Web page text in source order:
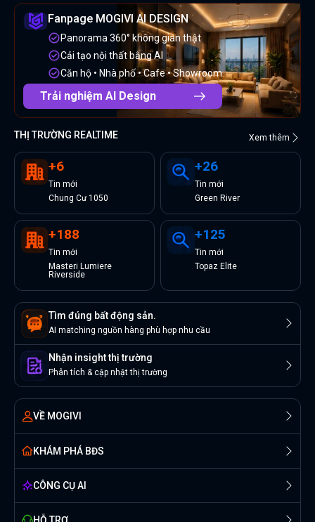
Fanpage MOGIVI AI DESIGN
Panorama 360° không gian thật
Cải tạo nội thất bằng AI
Căn hộ • Nhà phố • Cafe • Showroom
Trải nghiệm AI Design
THỊ TRƯỜNG REALTIME Xem thêm
+6
Tin mới
Chung Cư 1050
+26
Tin mới
Green River
+188
Tin mới
Masteri Lumiere
Riverside
+125
Tin mới
Topaz Elite
Tìm đúng bất động sản.
AI matching nguồn hàng phù hợp nhu cầu
Nhận insight thị trường
Phân tích & cập nhật thị trường
VỀ MOGIVI
KHÁM PHÁ BĐS
CÔNG CỤ AI
HỖ TRỢ